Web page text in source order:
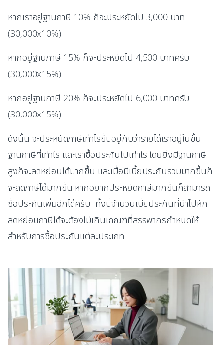
หากเราอยู่ฐานภาษี 10% ก็จะประหยัดไป 3,000 บาท
(30,000x10%)
หากอยู่ฐานภาษี 15% ก็จะประหยัดไป 4,500 บาทครับ
(30,000x15%)
หากอยู่ฐานภาษี 20% ก็จะประหยัดไป 6,000 บาทครับ
(30,000x15%)
ดังนั้น จะประหยัดภาษีเท่าไรขึ้นอยู่กับว่ารายได้เราอยู่ในขั้น
ฐานภาษีที่เท่าไร และเราซื้อประกันไปเท่าไร โดยยิ่งมีฐานภาษี
สูงก็จะลดหย่อนได้มากขึ้น และเมื่อมีเบี้ยประกันรวมมากขึ้นก็
จะลดภาษีได้มากขึ้น หากอยากประหยัดภาษีมากขึ้นก็สามารถ
ซื้อประกันเพิ่มอีกได้ครับ ทั้งนี้จำนวนเบี้ยประกันที่นำไปหัก
ลดหย่อนภาษีได้จะต้องไม่เกินเกณฑ์ที่สรรพากรกำหนดให้
สำหรับการซื้อประกันแต่ละประเภท